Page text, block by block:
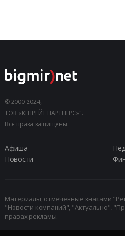
© 2000-2024,
ТОВ «КЕПРЕЙТ ПАРТНЕРС»".
Все права защищены.
Афиша
Новости
Материалы, отмеченные знаками
"Новости компаний", "Актуально",
правах рекламы.